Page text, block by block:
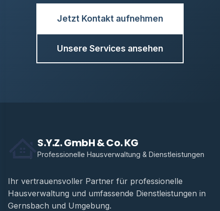
Jetzt Kontakt aufnehmen
Unsere Services ansehen
S.Y.Z. GmbH & Co. KG
Professionelle Hausverwaltung & Dienstleistungen
Ihr vertrauensvoller Partner für professionelle
Hausverwaltung und umfassende Dienstleistungen in
Gernsbach und Umgebung.